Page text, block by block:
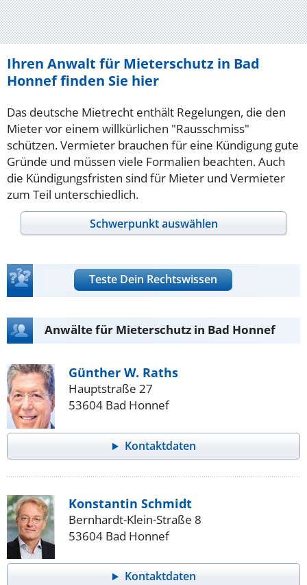
Ihren Anwalt für Mieterschutz in Bad
Honnef finden Sie hier
Das deutsche Mietrecht enthält Regelungen, die den
Mieter vor einem willkürlichen "Rausschmiss"
schützen. Vermieter brauchen für eine Kündigung gute
Gründe und müssen viele Formalien beachten. Auch
die Kündigungsfristen sind für Mieter und Vermieter
zum Teil unterschiedlich.
Schwerpunkt auswählen
Teste Dein Rechtswissen
Anwälte für Mieterschutz in Bad Honnef
Günther W. Raths
Hauptstraße 27
53604 Bad Honnef
Kontaktdaten
Konstantin Schmidt
Bernhardt-Klein-Straße 8
53604 Bad Honnef
Kontaktdaten